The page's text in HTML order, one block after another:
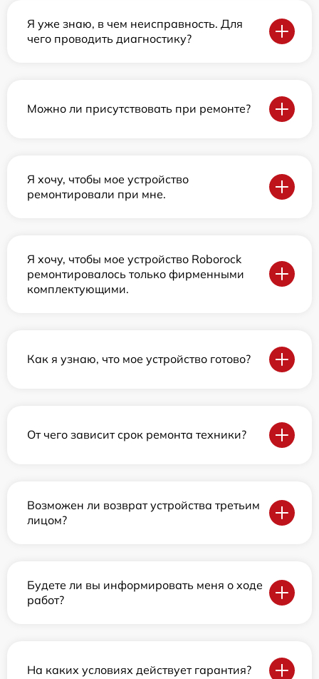
Я уже знаю, в чем неисправность. Для
чего проводить диагностику?
Можно ли присутствовать при ремонте?
Я хочу, чтобы мое устройство
ремонтировали при мне.
Я хочу, чтобы мое устройство Roborock
ремонтировалось только фирменными
комплектующими.
Как я узнаю, что мое устройство готово?
От чего зависит срок ремонта техники?
Возможен ли возврат устройства третьим
лицом?
Будете ли вы информировать меня о ходе
работ?
На каких условиях действует гарантия?